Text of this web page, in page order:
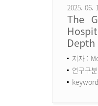
2025. 06.
The
저자 :
연구구